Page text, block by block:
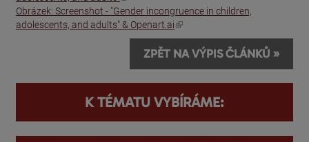
Obrázek: Screenshot - "Gender incongruence in children,
adolescents, and adults" & Openart.ai
(odkaz je externí)
ZPĚT NA VÝPIS ČLÁNKŮ »
K TÉMATU VYBÍRÁME: